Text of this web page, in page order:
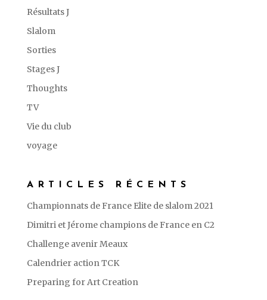
Résultats J
Slalom
Sorties
Stages J
Thoughts
TV
Vie du club
voyage
ARTICLES RÉCENTS
Championnats de France Elite de slalom 2021
Dimitri et Jérome champions de France en C2
Challenge avenir Meaux
Calendrier action TCK
Preparing for Art Creation